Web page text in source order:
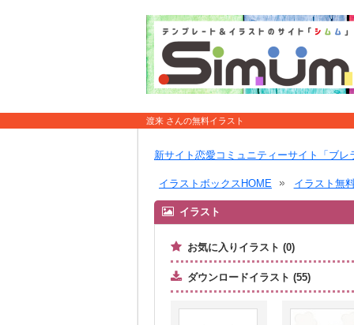
渡来 さんの無料イラスト
新サイト恋愛コミュニティーサイト「ブレ
イラストボックスHOME イラスト無
イラスト
お気に入りイラスト (0)
ダウンロードイラスト (55)